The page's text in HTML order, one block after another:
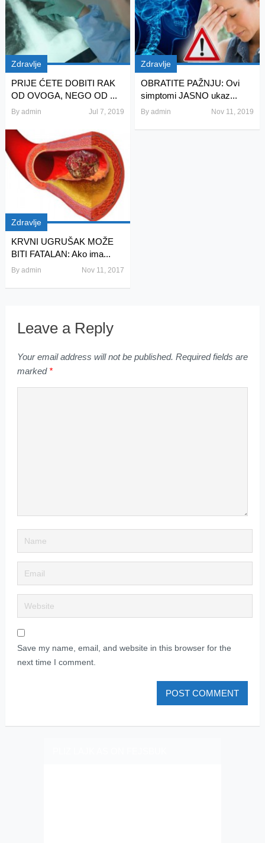
Zdravlje
PRIJE ĆETE DOBITI RAK
OD OVOGA, NEGO OD ...
By admin Jul 7, 2019
Zdravlje
OBRATITE PAŽNJU: Ovi
simptomi JASNO ukaz...
Byadmin Nov 11, 2019
Zdravlje
KRVNI UGRUŠAK MOŽE
BITI FATALAN: Ako ima...
By admin Nov 11, 2017
Leave a Reply
Your email address will not be published. Required fields are
marked *
Save my name, email, and website in this browser for the
next time I comment.